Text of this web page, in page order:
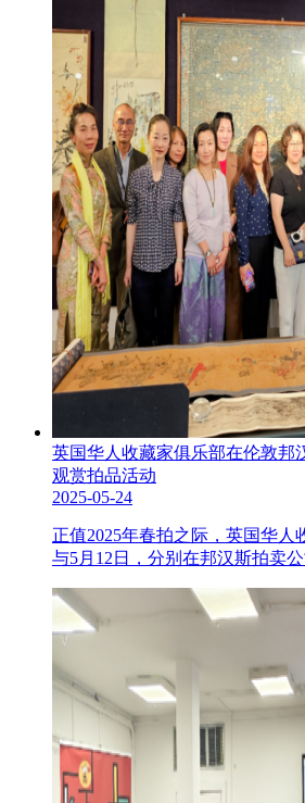
英国华人收藏家俱乐部在伦敦邦
观赏拍品活动
2025-05-24
正值2025年春拍之际，英国华人
与5月12日，分别在邦汉斯拍卖